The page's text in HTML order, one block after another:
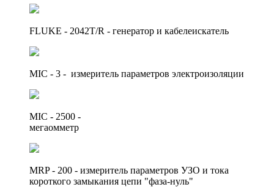
FLUKE - 2042T/R - генератор и кабелеискатель
MIC - 3 - измеритель параметров электроизоляции
MIC - 2500 -
мегаомметр
MRP - 200 - измеритель параметров УЗО и тока
короткого замыкания цепи "фаза-нуль"